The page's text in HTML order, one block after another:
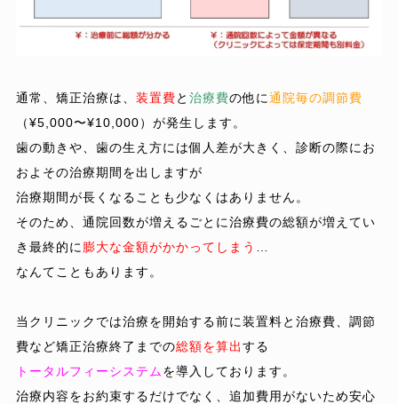
通常、矯正治療は、 装置費と 治療費の他に通院毎の調節費
（¥5,000〜¥10,000）が発生します。
歯の動きや、歯の生え方には個人差が大きく、診断の際にお
およその治療期間を出しますが
治療期間が長くなることも少なくはありません。
そのため、通院回数が増えるごとに治療費の総額が増えてい
き最終的に 膨大な金額がかかってしまう
なんてこともあります。
当クリニックでは治療を開始する前に装置料と治療費、調節
費など矯正治療終了までの総額を算出する
トータルフィーシステムを導入しております。
治療内容をお約束するだけでなく、追加費用がないため安心